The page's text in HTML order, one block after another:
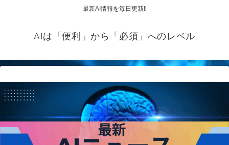
最新AI情報を毎日更新‼
AIは「便利」から「必須」へのレベル